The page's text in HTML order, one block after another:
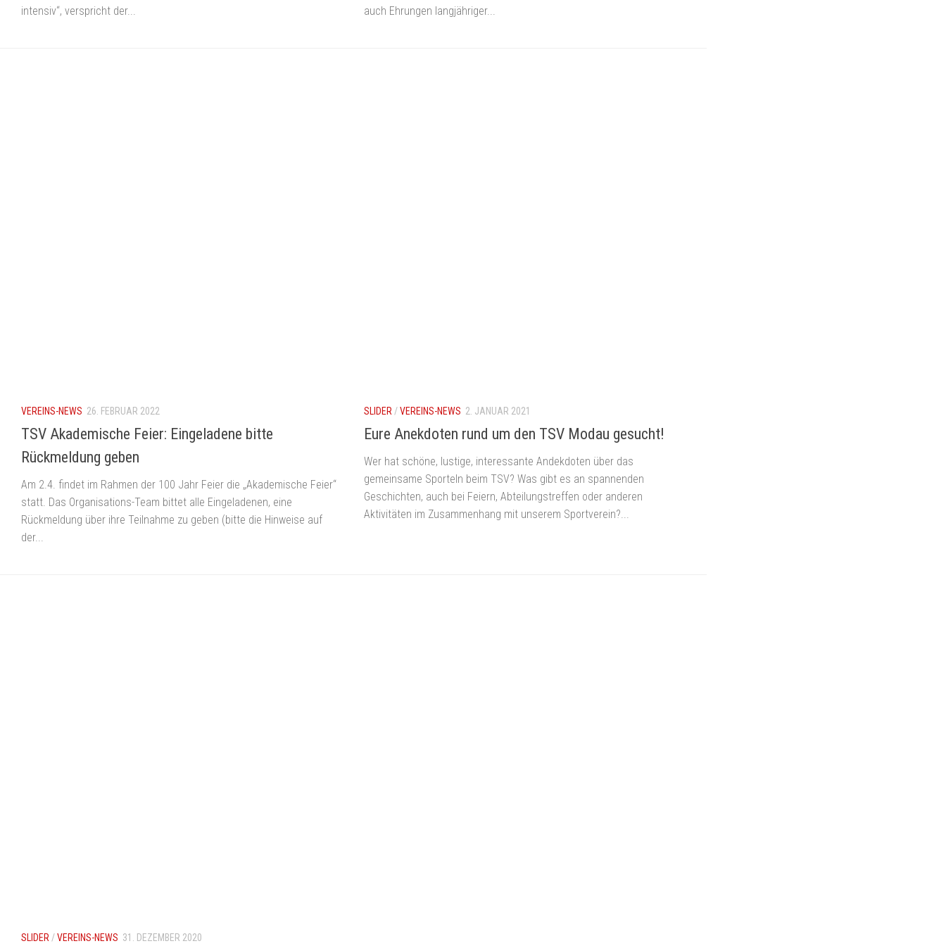
intensiv“, verspricht der...
auch Ehrungen langjähriger...
VEREINS-NEWS 26. FEBRUAR 2022
TSV Akademische Feier: Eingeladene bitte
Rückmeldung geben
Am 2.4. findet im Rahmen der 100 Jahr Feier die „Akademische Feier“
statt. Das Organisations-Team bittet alle Eingeladenen, eine
Rückmeldung über ihre Teilnahme zu geben (bitte die Hinweise auf
der...
SLIDER /VEREINS-NEWS 2. JANUAR 2021
Eure Anekdoten rund um den TSV Modau gesucht!
Wer hat schöne, lustige, interessante Andekdoten über das
gemeinsame Sporteln beim TSV? Was gibt es an spannenden
Geschichten, auch bei Feiern, Abteilungstreffen oder anderen
Aktivitäten im Zusammenhang mit unserem Sportverein?...
SLIDER/VEREINS-NEWS 31. DEZEMBER 2020